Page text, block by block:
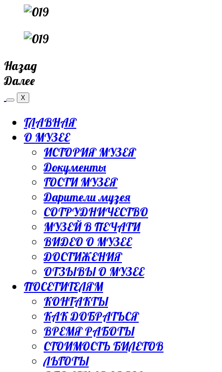
Назад
Далее
X
ГЛАВНАЯ
О МУЗЕЕ
ИСТОРИЯ МУЗЕЯ
Документы
ГОСТИ МУЗЕЯ
Дарители музея
СОТРУДНИЧЕСТВО
МУЗЕЙ В ПЕЧАТИ
ВИДЕО О МУЗЕЕ
ДОСТИЖЕНИЯ
ОТЗЫВЫ О МУЗЕЕ
ПОСЕТИТЕЛЯМ
КОНТАКТЫ
КАК ДОБРАТЬСЯ
ВРЕМЯ РАБОТЫ
СТОИМОСТЬ БИЛЕТОВ
ЛЬГОТЫ